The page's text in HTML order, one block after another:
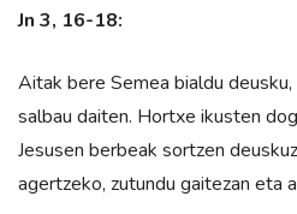
Jn 3, 16-18:
Aitak bere Semea bialdu
salbau daiten. Hortxe ikusten
Jesusen berbeak sortzen
agertzeko, zutundu gaitezan eta